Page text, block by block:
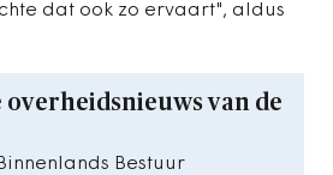
dat ook zo ervaart", aldus
van de
Bestuur